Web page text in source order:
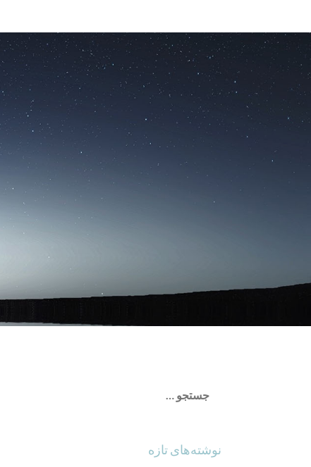
content
برای:
نوشته‌های تازه